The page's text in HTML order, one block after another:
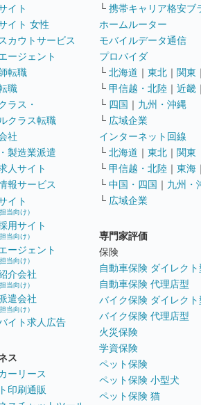
イト
イト 女性
カウトサービス
ージェント
転職
職
ラス・
クラス転職
社
製造業派遣
人サイト
報サービス
イト
当向け）
用サイト
当向け）
ージェント
当向け）
介会社
当向け）
遣会社
当向け）
イト求人広告
ス
ーリース
印刷通販
└ 携帯キャリア格安ブ
ホームルーター
モバイルデータ通信
プロバイダ
└ 北海道 ｜ 東北 ｜ 関東 ｜
└ 甲信越・北陸 ｜ 近畿 ｜
└ 四国 ｜ 九州・沖縄
└ 広域企業
インターネット回線
└ 北海道 ｜ 東北 ｜ 関東
└ 甲信越・北陸 ｜ 東海 ｜
└ 中国・四国 ｜ 九州・
└ 広域企業
専門家評価
保険
自動車保険 ダイレクト
自動車保険 代理店型
バイク保険 ダイレクト
バイク保険 代理店型
火災保険
学資保険
ペット保険
ペット保険 小型犬
ペット保険 猫